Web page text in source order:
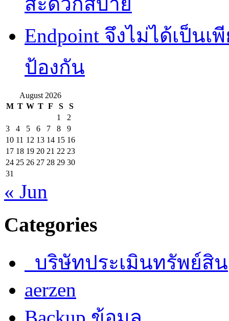
Endpoint จึงไม่ได้เป็น
ป้องกัน
August 2026
M T W T F S
S
1
2
3
4 5 6 7 8
9
10 11 12 13 14 15 16
17 18 19 20 21 22 23
24 25 26 27 28 29 30
31
« Jun
Categories
บริษัทประเมินทรัพย์สิน
aerzen